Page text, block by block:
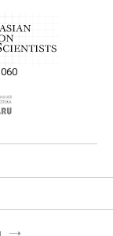
—
в
статей в